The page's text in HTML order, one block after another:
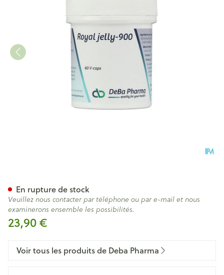
23,90 €
En rupture de stock
Veuillez nous contacter par téléphone ou par e-mail et nous
examinerons ensemble les possibilités.
Voir tous les produits de Deba Pharma